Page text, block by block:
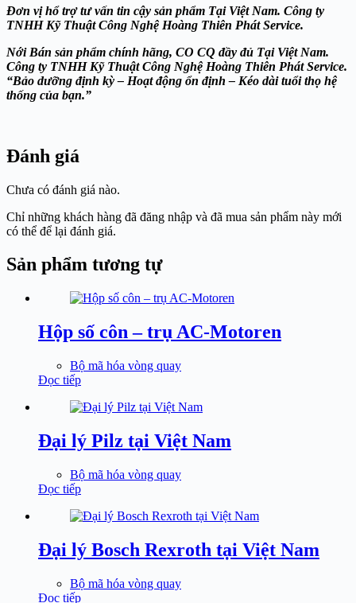
Đơn vị hổ trợ tư vấn tin cậy sản phẩm Tại Việt Nam. Công ty
TNHH Kỹ Thuật Công Nghệ Hoàng Thiên PhátService.
Nới Bán sản phẩm chính hãng, CO CQ đầy đủ Tại Việt Nam.
Công ty TNHH Kỹ Thuật Công Nghệ Hoàng Thiên PhátService.
“Bảo dưỡng định kỳ – Hoạt động ổn định – Kéo dài tuổi thọ hệ
thống của bạn.”
Đánh giá
Chưa có đánh giá nào.
Chỉ những khách hàng đã đăng nhập và đã mua sản phẩm này mới
có thể để lại đánh giá.
Sản phẩm tương tự
Hộp số côn – trụ AC-Motoren
Bộ mã hóa vòng quay
Đọc tiếp
Đại lý Pilz tại Việt Nam
Bộ mã hóa vòng quay
Đọc tiếp
Đại lý Bosch Rexroth tại Việt Nam
Bộ mã hóa vòng quay
Đọc tiếp